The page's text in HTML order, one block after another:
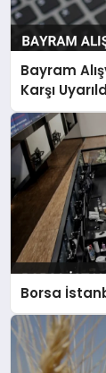
Bayram
Karşı
Borsa